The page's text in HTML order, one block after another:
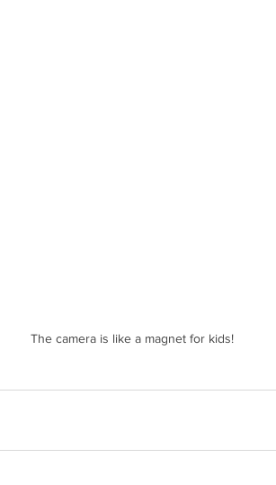
The camera is like a magnet for kids!